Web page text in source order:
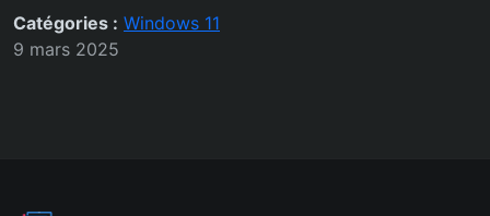
Catégories : Windows 11
9 mars 2025